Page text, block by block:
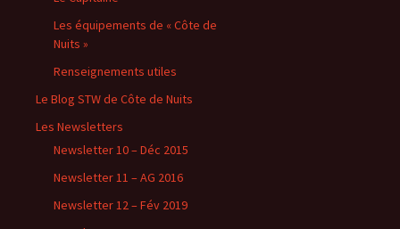
Les équipements de « Côte de
Nuits »
Renseignements utiles
Le Blog STW de Côte de Nuits
Les Newsletters
Newsletter 10 – Déc 2015
Newsletter 11 – AG 2016
Newsletter 12 – Fév 2019